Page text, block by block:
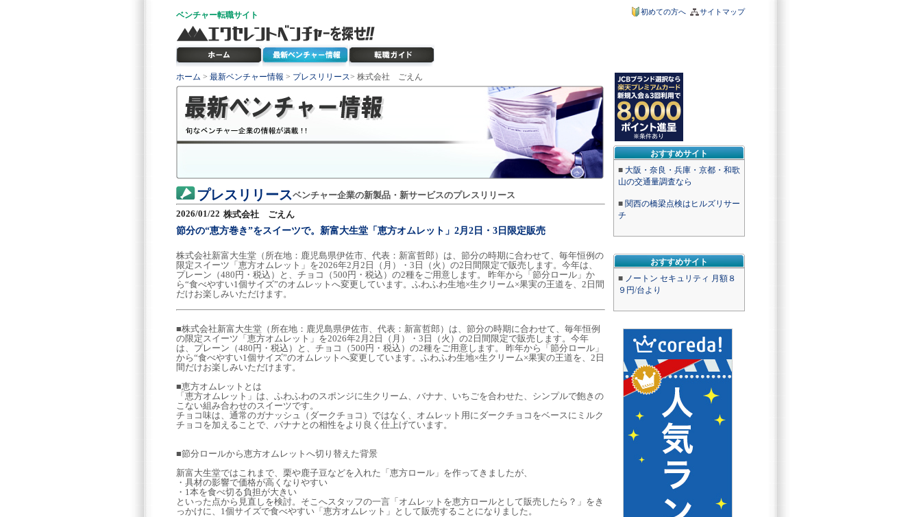
ベンチャー転職サイト サイトマップ
初めての方へ
おすすめサイト
■ 大阪・奈良・兵庫・京都・和歌
山の交通量調査なら
■ 関西の橋梁点検はヒルズリサー
チ
おすすめサイト
■ ノートン セキュリティ 月額８
９円/台より
ホーム > 最新ベンチャー情報 > プレスリリース> 株式会社 ごえん
プレスリリースベンチャー企業の新製品・新サービスのプレスリリース
2026/01/22 株式会社 ごえん
節分の“恵方巻き”をスイーツで。新富大生堂「恵方オムレット」2月2日・3日限定販売
株式会社新富大生堂（所在地：鹿児島県伊佐市、代表：新富哲郎）は、節分の時期に合わせて、毎年恒例の
限定スイーツ「恵方オムレット」を2026年2月2日（月）・3日（火）の2日間限定で販売します。今年は、
プレーン（480円・税込）と、チョコ（500円・税込）の2種をご用意します。 昨年から「節分ロール」か
ら“食べやすい1個サイズ”のオムレットへ変更しています。ふわふわ生地×生クリーム×果実の王道を、2日間
だけお楽しみいただけます。
■株式会社新富大生堂（所在地：鹿児島県伊佐市、代表：新富哲郎）は、節分の時期に合わせて、毎年恒例
の限定スイーツ「恵方オムレット」を2026年2月2日（月）・3日（火）の2日間限定で販売します。今年
は、プレーン（480円・税込）と、チョコ（500円・税込）の2種をご用意します。 昨年から「節分ロール」
から“食べやすい1個サイズ”のオムレットへ変更しています。ふわふわ生地×生クリーム×果実の王道を、2日
間だけお楽しみいただけます。
■恵方オムレットとは
「恵方オムレット」は、ふわふわのスポンジに生クリーム、バナナ、いちごを合わせた、シンプルで飽きの
こない組み合わせのスイーツです。
チョコ味は、通常のガナッシュ（ダークチョコ）ではなく、オムレット用にダークチョコをベースにミルク
チョコを加えることで、バナナとの相性をより良く仕上げています。
■節分ロールから恵方オムレットへ切り替えた背景
新富大生堂ではこれまで、栗や鹿子豆などを入れた「恵方ロール」を作ってきましたが、
・具材の影響で価格が高くなりやすい
・1本を食べ切る負担が大きい
といった点から見直しを検討。そこへスタッフの一言「オムレットを恵方ロールとして販売したら？」をき
っかけに、1個サイズで食べやすい「恵方オムレット」として販売することになりました。